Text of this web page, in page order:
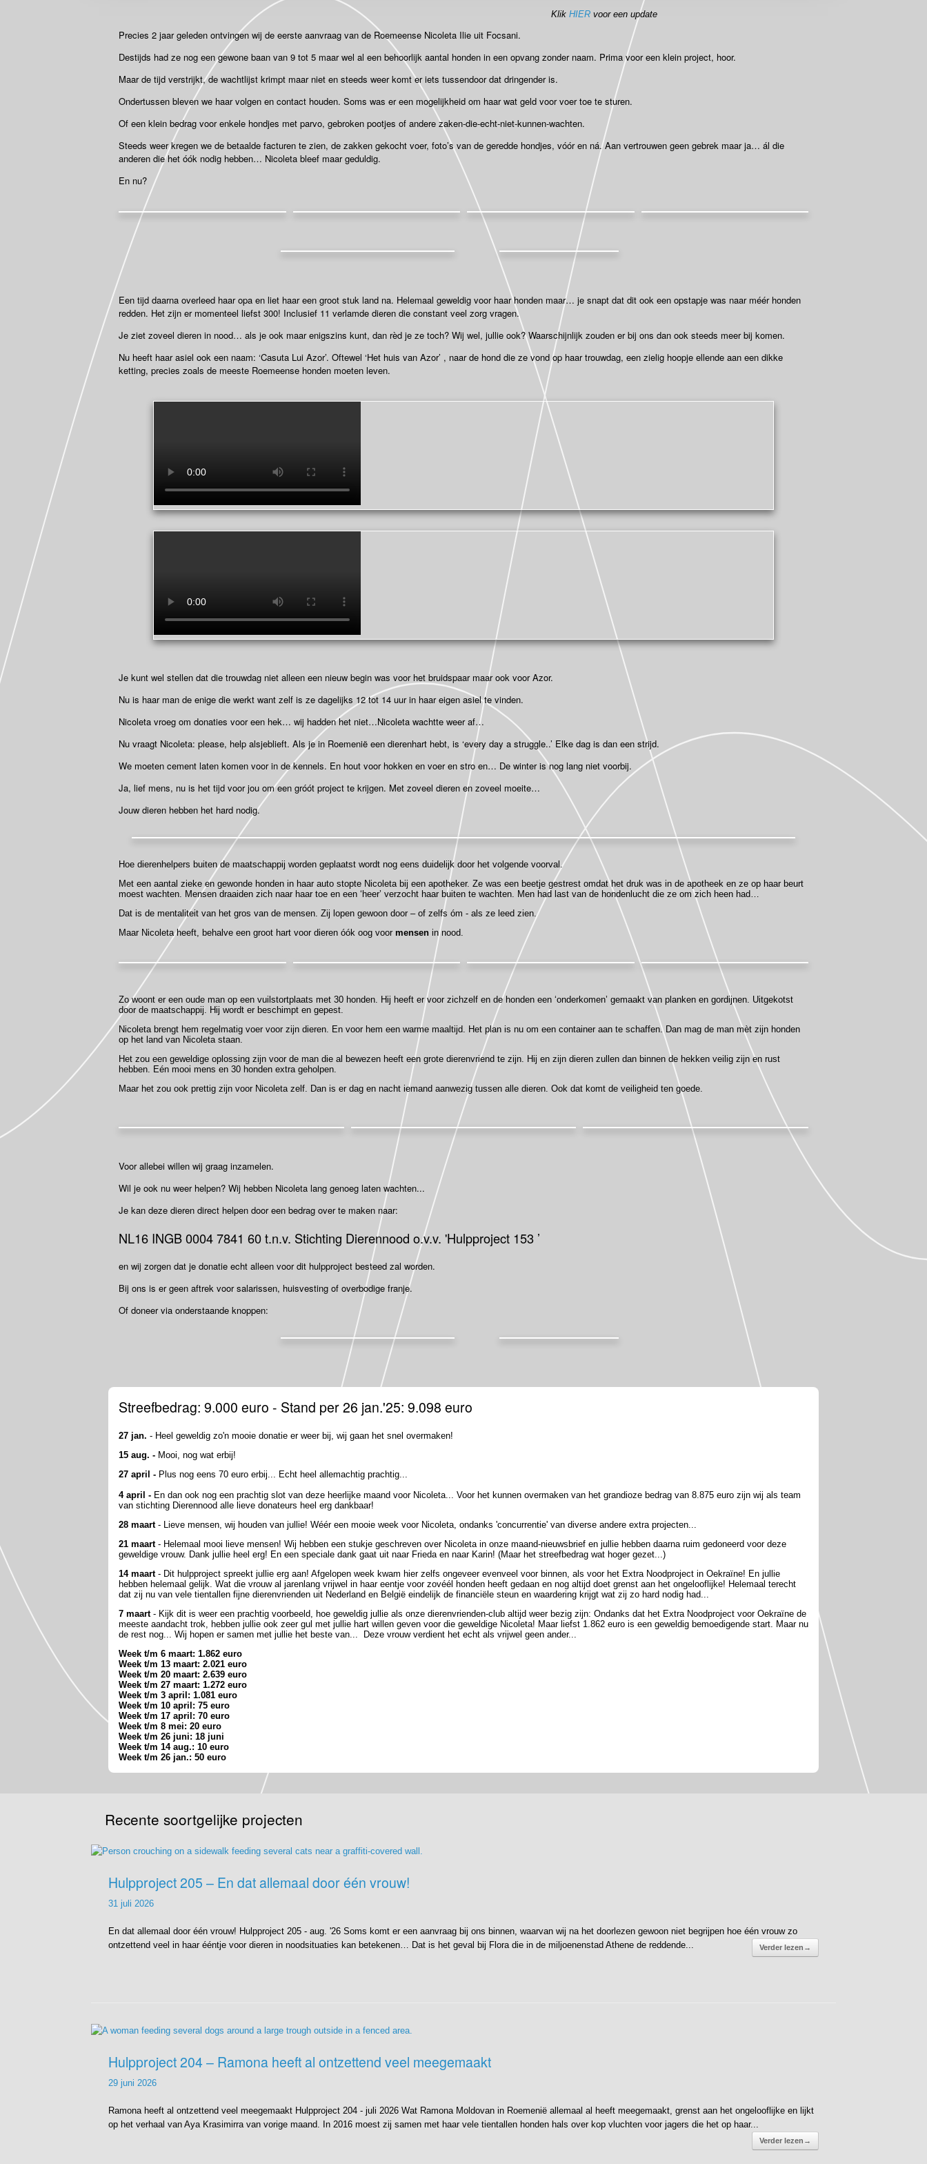
Klik HIERvoor een update
Precies 2 jaar geleden ontvingen wij de eerste aanvraag van de Roemeense Nicoleta Ilie uit Focsani.
Destijds had ze nog een gewone baan van 9 tot 5 maar wel al een behoorlijk aantal honden in een opvang zonder naam. Prima voor een klein project, hoor.
Maar de tijd verstrijkt, de wachtlijst krimpt maar niet en steeds weer komt er iets tussendoor dat dringender is.
Ondertussen bleven we haar volgen en contact houden. Soms was er een mogelijkheid om haar wat geld voor voer toe te sturen.
Of een klein bedrag voor enkele hondjes met parvo, gebroken pootjes of andere zaken-die-echt-niet-kunnen-wachten.
Steeds weer kregen we de betaalde facturen te zien, de zakken gekocht voer, foto’s van de geredde hondjes, vóór en ná.Aan vertrouwen geen gebrek maar ja… ál die
anderen die het óók nodig hebben… Nicoleta bleef maar geduldig.
En nu?
Een tijd daarna overleed haar opa en liet haar een groot stuk land na. Helemaal geweldig voor haar honden maar… je snapt dat dit ook een opstapje was naar méér honden
redden. Het zijn er momenteel liefst 300! Inclusief 11 verlamde dieren die constant veel zorg vragen.
Je ziet zoveel dieren in nood… als je ook maar enigszins kunt, dan rèd je ze toch? Wij wel, jullie ook? Waarschijnlijk zouden er bij ons dan ook steeds meer bij komen.
Nu heeft haar asiel ook een naam: ‘Casuta Lui Azor’. Oftewel ‘Het huis van Azor’ , naar de hond die ze vond op haar trouwdag, een zielig hoopje ellende aan een dikke
ketting, precies zoals de meeste Roemeense honden moeten leven.
Je kunt wel stellen dat die trouwdag niet alleen een nieuw begin was voor het bruidspaar maar ook voor Azor.
Nu is haar man de enige die werkt want zelf is ze dagelijks 12 tot 14 uur in haar eigen asiel te vinden.
Nicoleta vroeg om donaties voor een hek… wij hadden het niet…Nicoleta wachtte weer af…
Nu vraagt Nicoleta: please, help alsjeblieft. Als je in Roemenië een dierenhart hebt, is ‘every day a struggle..’ Elke dag is dan een strijd.
We moeten cement laten komen voor in de kennels. En hout voor hokken en voer en stro en… De winter is nog lang niet voorbij.
Ja, lief mens, nu is het tijd voor jou om een gróót project te krijgen. Met zoveel dieren en zoveel moeite…
Jouw dieren hebben het hard nodig.
Hoe dierenhelpers buiten de maatschappij worden geplaatst wordt nog eens duidelijk door het volgende voorval.
Met een aantal zieke en gewonde honden in haar auto stopte Nicoleta bij een apotheker. Ze was een beetje gestrest omdat het druk was in de apotheek en ze op haar beurt
moest wachten. Mensen draaiden zich naar haar toe en een ‘heer’ verzocht haar buiten te wachten. Men had last van de hondenlucht die ze om zich heen had…
Dat is de mentaliteit van het gros van de mensen. Zij lopen gewoon door – of zelfs óm - als ze leed zien.
Maar Nicoleta heeft, behalve een groot hart voor dieren óók oog voor mensen in nood.
Zo woont er een oude man op een vuilstortplaats met 30 honden. Hij heeft er voor zichzelf en de honden een ‘onderkomen’ gemaakt van planken en gordijnen. Uitgekotst
door de maatschappij. Hij wordt er beschimpt en gepest.
Nicoleta brengt hem regelmatig voer voor zijn dieren. En voor hem een warme maaltijd. Het plan is nu om een container aan te schaffen. Dan mag de man mèt zijn honden
op het land van Nicoleta staan.
Het zou een geweldige oplossing zijn voor de man die al bewezen heeft een grote dierenvriend te zijn. Hij en zijn dieren zullen dan binnen de hekken veilig zijn en rust
hebben. Eén mooi mens en 30 honden extra geholpen.
Maar het zou ook prettig zijn voor Nicoleta zelf. Dan is er dag en nacht iemand aanwezig tussen alle dieren. Ook dat komt de veiligheid ten goede.
Voor allebei willen wij graag inzamelen.
Wil je ook nu weer helpen? Wij hebben Nicoleta lang genoeg laten wachten...
Je kan deze dieren direct helpen door een bedrag over te maken naar:
NL16 INGB 0004 7841 60 t.n.v. Stichting Dierennood o.v.v. 'Hulpproject 153 ’
en wij zorgen dat je donatie echt alleen voor dit hulpproject besteed zal worden.
Bij ons is er geen aftrek voor salarissen, huisvesting of overbodige franje.
Of doneer via onderstaande knoppen:
Streefbedrag: 9.000 euro - Stand per 26 jan.'25: 9.098 euro
27 jan. - Heel geweldig zo'n mooie donatie er weer bij, wij gaan het snel overmaken!
15 aug. - Mooi, nog wat erbij!
27 april - Plus nog eens 70 euro erbij... Echt heel allemachtig prachtig...
4 april - En dan ook nog een prachtig slot van deze heerlijke maand voor Nicoleta... Voor het kunnen overmaken van het grandioze bedrag van 8.875 euro zijn wij als team
van stichting Dierennood alle lieve donateurs heel erg dankbaar!
28 maart- Lieve mensen, wij houden van jullie! Wéér een mooie week voor Nicoleta, ondanks 'concurrentie' van diverse andere extra projecten...
21 maart- Helemaal mooi lieve mensen! Wij hebben een stukje geschreven over Nicoleta in onze maand-nieuwsbrief en jullie hebben daarna ruim gedoneerd voor deze
geweldige vrouw. Dank jullie heel erg! En een speciale dank gaat uit naar Frieda en naar Karin! (Maar het streefbedrag wat hoger gezet...)
14 maart- Dit hulpproject spreekt jullie erg aan! Afgelopen week kwam hier zelfs ongeveer evenveel voor binnen, als voor het Extra Noodproject in Oekraïne! En jullie
hebben helemaal gelijk. Wat die vrouw al jarenlang vrijwel in haar eentje voor zovéél honden heeft gedaan en nog altijd doet grenst aan het ongelooflijke! Helemaal terecht
dat zij nu van vele tientallen fijne dierenvrienden uit Nederland en België eindelijk de financiële steun en waardering krijgt wat zij zo hard nodig had...
7 maart- Kijk dit is weer een prachtig voorbeeld, hoe geweldig jullie als onze dierenvrienden-club altijd weer bezig zijn: Ondanks dat het Extra Noodproject voor Oekraïne de
meeste aandacht trok, hebben jullie ook zeer gul met jullie hart willen geven voor die geweldige Nicoleta! Maar liefst 1.862 euro is een geweldig bemoedigende start. Maar nu
de rest nog... Wij hopen er samen met jullie het beste van... Deze vrouw verdient het echt als vrijwel geen ander...
Week t/m 6 maart: 1.862 euro
Week t/m 13 maart: 2.021 euro
Week t/m 20 maart: 2.639 euro
Week t/m 27 maart: 1.272 euro
Week t/m 3 april: 1.081 euro
Week t/m 10 april: 75 euro
Week t/m 17 april: 70 euro
Week t/m 8 mei: 20 euro
Week t/m 26 juni: 18 juni
Week t/m 14 aug.: 10 euro
Week t/m 26 jan.: 50 euro
Recente soortgelijke projecten
Hulpproject 205 – En dat allemaal door één vrouw!
31 juli 2026
En dat allemaal door één vrouw! Hulpproject 205 - aug. '26 Soms komt er een aanvraag bij ons binnen, waarvan wij na het doorlezen gewoon niet begrijpen hoe één vrouw zo
ontzettend veel in haar ééntje voor dieren in noodsituaties kan betekenen… Dat is het geval bij Flora die in de miljoenenstad Athene de reddende...
Verder lezen →
Hulpproject 204 – Ramona heeft al ontzettend veel meegemaakt
29 juni 2026
Ramona heeft al ontzettend veel meegemaakt Hulpproject 204 - juli 2026 Wat Ramona Moldovan in Roemenië allemaal al heeft meegemaakt, grenst aan het ongelooflijke en lijkt
op het verhaal van Aya Krasimirra van vorige maand. In 2016 moest zij samen met haar vele tientallen honden hals over kop vluchten voor jagers die het op haar...
Verder lezen →